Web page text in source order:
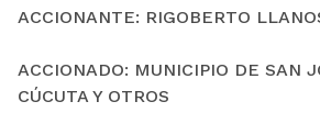
ACCIONANTE: RIGOBERTO
ACCIONADO: MUNICIPIO DE SAN
CÚCUTA Y OTROS